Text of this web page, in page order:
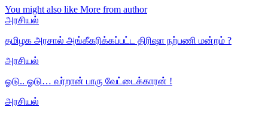
You might also like More from author
அரசியல்
தமிழக அரசால் அங்கீகரிக்கப்பட்ட திரிஷா நற்பணி மன்றம் ?
அரசியல்
ஓடு.. ஓடு… வர்றான் பாரு வேட்டைக்காரன் !
அரசியல்